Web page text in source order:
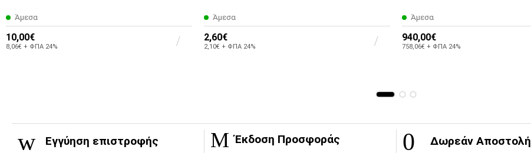
Άμεσα
10,00€
8,06€ + ΦΠΑ 24%
Άμεσα
2,60€
2,10€ + ΦΠΑ 24%
Άμεσα
940,00€
758,06€ + ΦΠΑ 24%
Εγγύηση επιστροφής
Έκδοση Προσφοράς Δωρεάν Αποστολή